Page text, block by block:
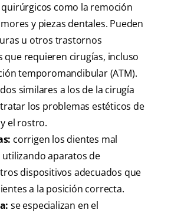
como la remoción
y piezas dentales. Pueden
u otros trastornos
que requieren cirugías, incluso
temporomandibular (ATM).
similares a los de la cirugía
los problemas estéticos de
el rostro.
corrigen los dientes mal
aparatos de
dispositivos adecuados que
a la posición correcta.
se especializan en el